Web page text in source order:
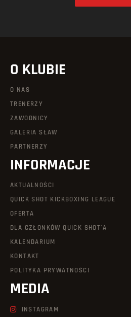
O KLUBIE
O NAS
TRENERZY
ZAWODNICY
GALERIA SŁAW
PARTNERZY
INFORMACJE
AKTUALNOŚCI
QUICK SHOT KICKBOXING LEAGUE
OFERTA
DLA CZŁONKÓW QUICK SHOT'A
KALENDARIUM
KONTAKT
POLITYKA PRYWATNOŚCI
MEDIA
INSTAGRAM